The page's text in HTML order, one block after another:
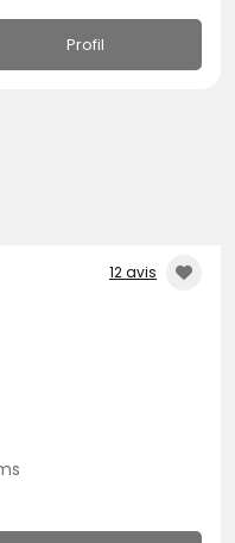
Profil
12 avis